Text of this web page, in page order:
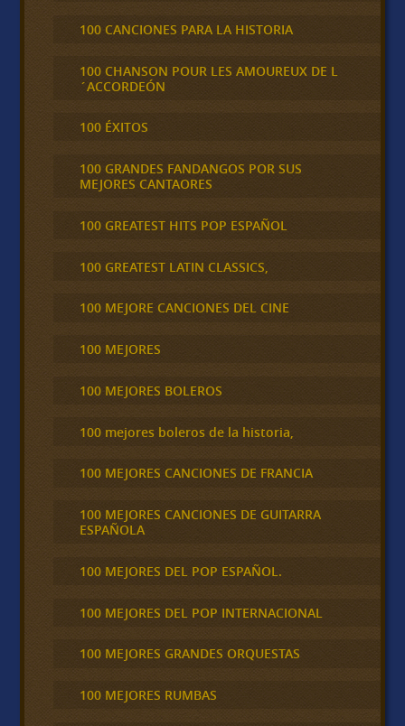
100 CANCIONES PARA LA HISTORIA
100 CHANSON POUR LES AMOUREUX DE L
´ACCORDEÓN
100 ÉXITOS
100 GRANDES FANDANGOS POR SUS
MEJORES CANTAORES
100 GREATEST HITS POP ESPAÑOL
100 GREATEST LATIN CLASSICS,
100 MEJORE CANCIONES DEL CINE
100 MEJORES
100 MEJORES BOLEROS
100 mejores boleros de la historia,
100 MEJORES CANCIONES DE FRANCIA
100 MEJORES CANCIONES DE GUITARRA
ESPAÑOLA
100 MEJORES DEL POP ESPAÑOL.
100 MEJORES DEL POP INTERNACIONAL
100 MEJORES GRANDES ORQUESTAS
100 MEJORES RUMBAS